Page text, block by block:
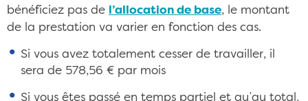
bénéficiez pas de l’allocation de base, le montant
de la prestation va varier en fonction des cas.
Si vous avez totalement cesser de travailler, il
sera de 578,56 € par mois
Si vous êtes passé en temps partiel et qu’au total,